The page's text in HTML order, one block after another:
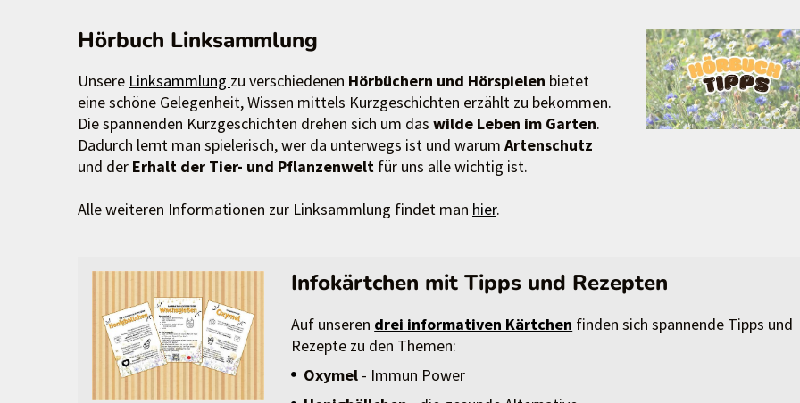
Hörbuch Linksammlung
Unsere Linksammlung zu verschiedenen Hörbüchern und Hörspielen bietet
eine schöne Gelegenheit, Wissen mittels Kurzgeschichten erzählt zu bekommen.
Die spannenden Kurzgeschichten drehen sich um das wilde Leben im Garten.
Dadurch lernt man spielerisch, wer da unterwegs ist und warum Artenschutz
und der Erhalt der Tier- und Pflanzenwelt für uns alle wichtig ist.
Alle weiteren Informationen zur Linksammlung findet man hier.
Infokärtchen mit Tipps und Rezepten
Auf unseren drei informativen Kärtchen finden sich spannende Tipps und
Rezepte zu den Themen:
Oxymel - Immun Power